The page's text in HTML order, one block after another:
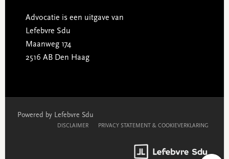
Advocatie is een uitgave van
Lefebvre Sdu
Maanweg 174
2516 AB Den Haag
Powered by Lefebvre Sdu
DISCLAIMER PRIVACY STATEMENT & COOKIEVERKLARING